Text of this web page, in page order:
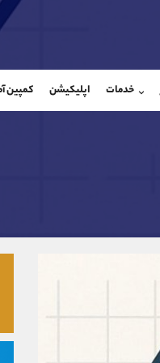
خدمات اپلیکیشن کمپین